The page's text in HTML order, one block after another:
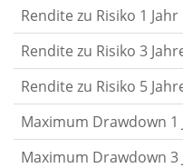
oder schwächer
findest du in unserem
Risikomass.
Rendite pro Risiko
Jahren. Diese
annualisierte (d. h.
Rendite zu Risiko 1 Jahr
Rendite zu Risiko 3
Rendite zu Risiko 5
Maximum Drawdown 1
Maximum Drawdown 3